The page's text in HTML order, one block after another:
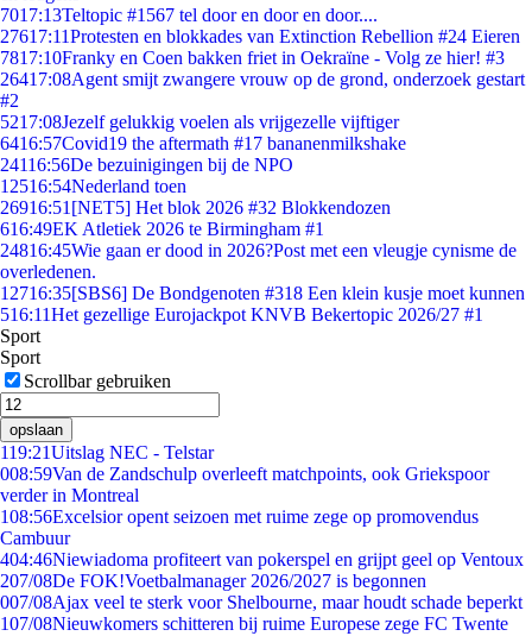
7017:13Teltopic #1567 tel door en door en door....
27617:11Protesten en blokkades van Extinction Rebellion #24 Eieren
7817:10Franky en Coen bakken friet in Oekraïne - Volg ze hier! #3
26417:08Agent smijt zwangere vrouw op de grond, onderzoek gestart
#2
5217:08Jezelf gelukkig voelen als vrijgezelle vijftiger
6416:57Covid19 the aftermath #17 bananenmilkshake
24116:56De bezuinigingen bij de NPO
12516:54Nederland toen
26916:51 [NET5] Het blok 2026 #32 Blokkendozen
616:49EK Atletiek 2026 te Birmingham #1
24816:45Wie gaan er dood in 2026?Post met een vleugje cynisme de
overledenen.
12716:35[SBS6] De Bondgenoten #318 Een klein kusje moet kunnen
516:11Het gezellige Eurojackpot KNVB Bekertopic 2026/27 #1
Sport
Sport
Scrollbar gebruiken
opslaan
119:21Uitslag NEC - Telstar
008:59Van de Zandschulp overleeft matchpoints, ook Griekspoor
verder in Montreal
108:56Excelsior opent seizoen met ruime zege op promovendus
Cambuur
404:46Niewiadoma profiteert van pokerspel en grijpt geel op Ventoux
207/08De FOK!Voetbalmanager 2026/2027 is begonnen
007/08Ajax veel te sterk voor Shelbourne, maar houdt schade beperkt
107/08Nieuwkomers schitteren bij ruime Europese zege FC Twente